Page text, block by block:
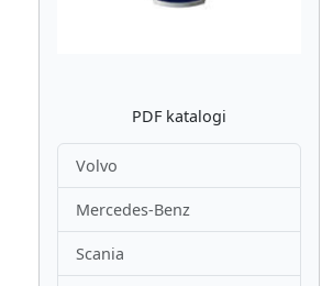
PDF katalogi
Volvo
Mercedes-Benz
Scania